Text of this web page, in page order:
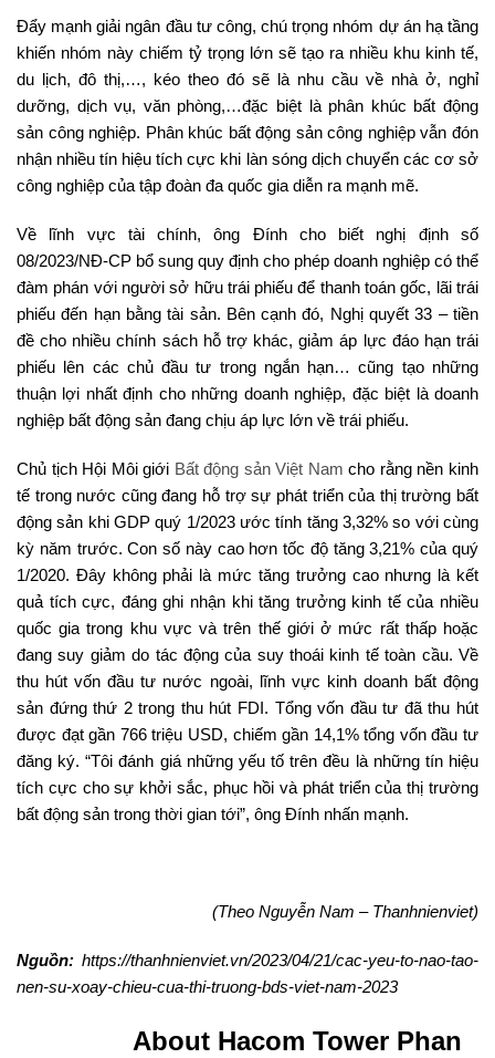
Đẩy mạnh giải ngân đầu tư công, chú trọng nhóm dự án hạ tầng
khiến nhóm này chiếm tỷ trọng lớn sẽ tạo ra nhiều khu kinh tế,
du lịch, đô thị,…, kéo theo đó sẽ là nhu cầu về nhà ở, nghỉ
dưỡng, dịch vụ, văn phòng,…đặc biệt là phân khúc bất động
sản công nghiệp. Phân khúc bất động sản công nghiệp vẫn đón
nhận nhiều tín hiệu tích cực khi làn sóng dịch chuyển các cơ sở
công nghiệp của tập đoàn đa quốc gia diễn ra mạnh mẽ.
Về lĩnh vực tài chính, ông Đính cho biết nghị định số
08/2023/NĐ-CP bổ sung quy định cho phép doanh nghiệp có thể
đàm phán với người sở hữu trái phiếu để thanh toán gốc, lãi trái
phiếu đến hạn bằng tài sản. Bên cạnh đó, Nghị quyết 33 – tiền
đề cho nhiều chính sách hỗ trợ khác, giảm áp lực đáo hạn trái
phiếu lên các chủ đầu tư trong ngắn hạn… cũng tạo những
thuận lợi nhất định cho những doanh nghiệp, đặc biệt là doanh
nghiệp bất động sản đang chịu áp lực lớn về trái phiếu.
Chủ tịch Hội Môi giới Bất động sản Việt Nam cho rằng nền kinh
tế trong nước cũng đang hỗ trợ sự phát triển của thị trường bất
động sản khi GDP quý 1/2023 ước tính tăng 3,32% so với cùng
kỳ năm trước. Con số này cao hơn tốc độ tăng 3,21% của quý
1/2020. Đây không phải là mức tăng trưởng cao nhưng là kết
quả tích cực, đáng ghi nhận khi tăng trưởng kinh tế của nhiều
quốc gia trong khu vực và trên thế giới ở mức rất thấp hoặc
đang suy giảm do tác động của suy thoái kinh tế toàn cầu. Về
thu hút vốn đầu tư nước ngoài, lĩnh vực kinh doanh bất động
sản đứng thứ 2 trong thu hút FDI. Tổng vốn đầu tư đã thu hút
được đạt gần 766 triệu USD, chiếm gần 14,1% tổng vốn đầu tư
đăng ký. “Tôi đánh giá những yếu tố trên đều là những tín hiệu
tích cực cho sự khởi sắc, phục hồi và phát triển của thị trường
bất động sản trong thời gian tới”, ông Đính nhấn mạnh.
(Theo Nguyễn Nam – Thanhnienviet)
Nguồn: https://thanhnienviet.vn/2023/04/21/cac-yeu-to-nao-tao-
nen-su-xoay-chieu-cua-thi-truong-bds-viet-nam-2023
About Hacom Tower Phan